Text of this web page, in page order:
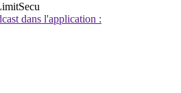
dans l'application :